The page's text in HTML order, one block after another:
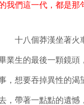
我們這一代，都是那
十八個莽漢坐著火
業生的最後一顆鏡頭
，想要吞掉異性的渴
，帶著一點點的遺憾